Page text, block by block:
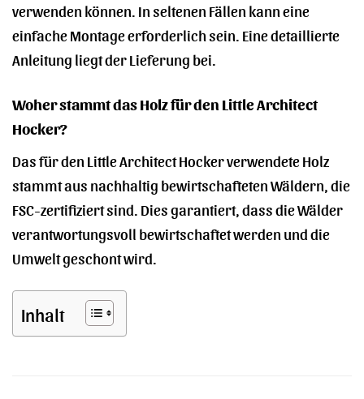
verwenden können. In seltenen Fällen kann eine
einfache Montage erforderlich sein. Eine detaillierte
Anleitung liegt der Lieferung bei.
Woher stammt das Holz für den Little Architect
Hocker?
Das für den Little Architect Hocker verwendete Holz
stammt aus nachhaltig bewirtschafteten Wäldern, die
FSC-zertifiziert sind. Dies garantiert, dass die Wälder
verantwortungsvoll bewirtschaftet werden und die
Umwelt geschont wird.
Inhalt